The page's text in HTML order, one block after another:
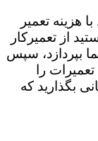
هزینه تعمیر
از تعمیرکار
بپردازد، سپس
را
بگذارید که